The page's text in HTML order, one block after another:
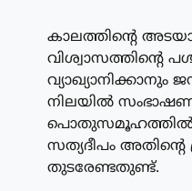
കാലത്തിന്റെ
വിശ്വാസത്തിന്റെ
വ്യാഖ്യാനിക്കാനും
നിലയിൽ
പൊതുസമൂഹത്തിൽ
സത്യദീപം
തുടരേണ്ടതുണ്ട്.